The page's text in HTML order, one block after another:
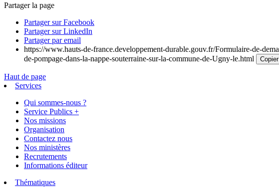
Partager la page
Partager sur Facebook
Partager sur LinkedIn
Partager par email
https://www.hauts-de-france.developpement-durable.gouv.fr/Formulaire-de-
de-pompage-dans-la-nappe-souterraine-sur-la-commune-de-Ugny-le.html
Haut de page
Services
Qui sommes-nous ?
Service Publics +
Nos missions
Organisation
Contactez nous
Nos ministères
Recrutements
Informations éditeur
Thématiques